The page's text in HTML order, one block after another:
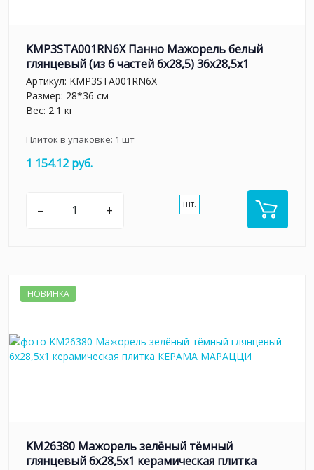
KMP3STA001RN6X Панно Мажорель белый
глянцевый (из 6 частей 6х28,5) 36x28,5x1
Артикул: KMP3STA001RN6X
Размер: 28*36 см
Вес: 2.1 кг
Плиток в упаковке: 1 шт
1 154.12 руб.
– + шт.
НОВИНКА
KM26380 Мажорель зелёный тёмный
глянцевый 6x28,5x1 керамическая плитка